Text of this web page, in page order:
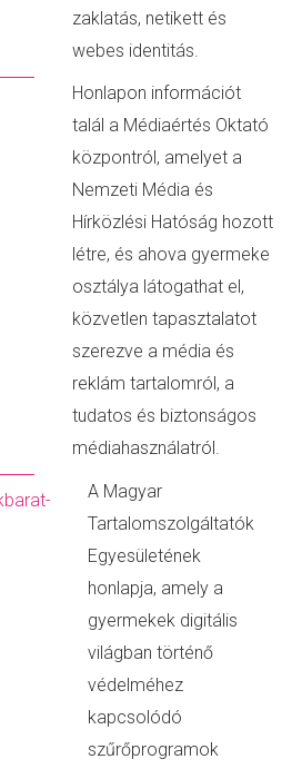
zaklatás, netikett és
webes identitás.
Honlapon információt
talál a Médiaértés Oktató
központról, amelyet a
Nemzeti Média és
Hírközlési Hatóság hozott
létre, és ahova gyermeke
osztálya látogathat el,
közvetlen tapasztalatot
szerezve a média és
reklám tartalomról, a
tudatos és biztonságos
médiahasználatról.
A Magyar
Tartalomszolgáltatók
Egyesületének
honlapja, amely a
gyermekek digitális
világban történő
védelméhez
kapcsolódó
szűrőprogramok